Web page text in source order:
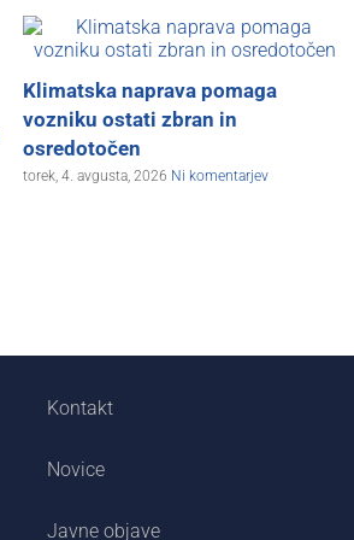
Klimatska naprava pomaga
vozniku ostati zbran in
osredotočen
torek, 4. avgusta, 2026 Ni komentarjev
Kontakt
Novice
Javne objave